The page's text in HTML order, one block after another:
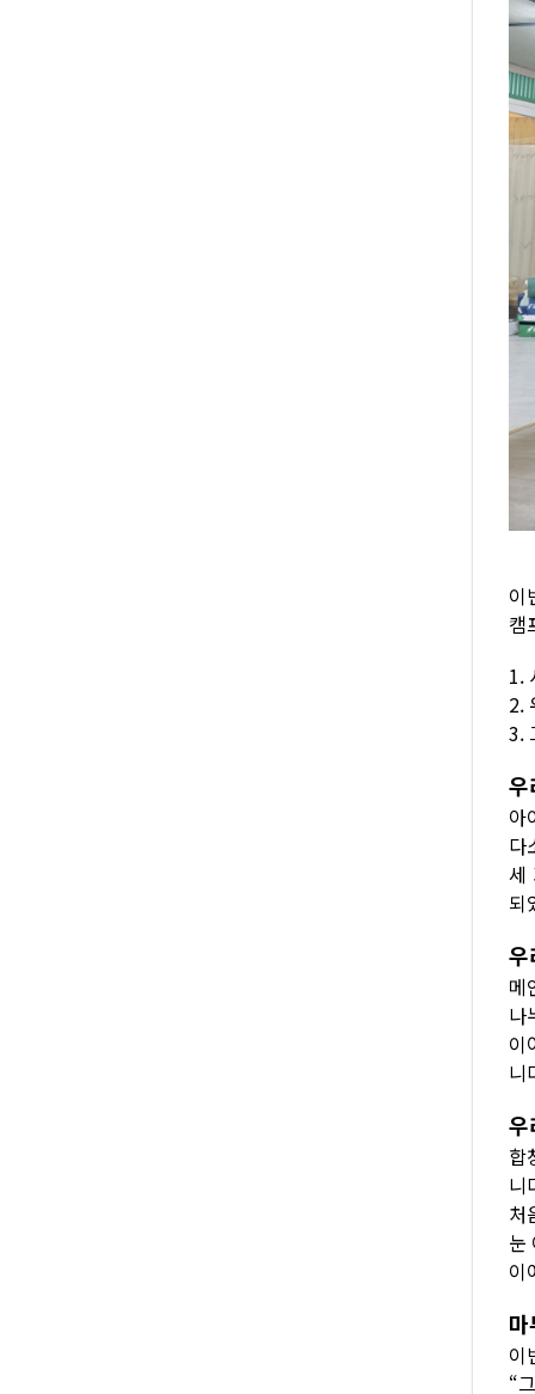
이
캠
1.
2.
3.
우
아
다
세
되
우
메
나
이
니
우
합
니
처
눈
이
이
“